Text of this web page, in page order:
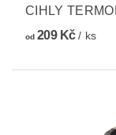
CIHLY
od209 Kč/ ks